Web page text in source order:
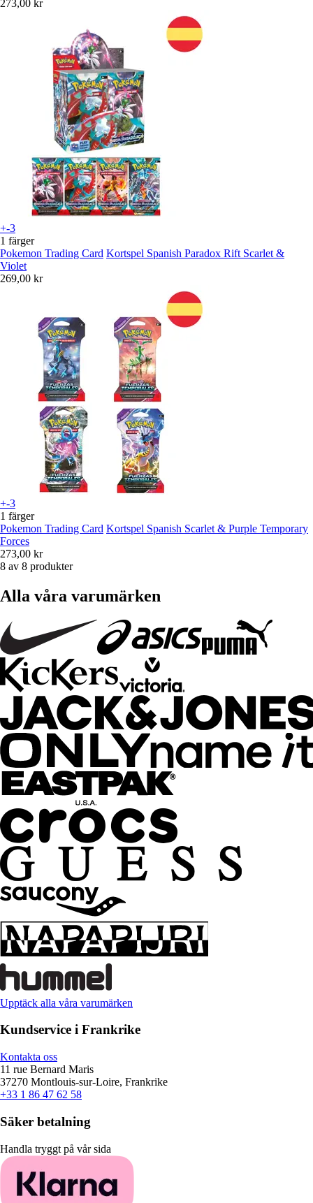
273,00 kr
+-3
1 färger
Pokemon Trading Card Kortspel Spanish Paradox Rift Scarlet &
Violet
269,00 kr
+-3
1 färger
Pokemon Trading Card Kortspel Spanish Scarlet & Purple Temporary
Forces
273,00 kr
8 av 8 produkter
Alla våra varumärken
Upptäck alla våra varumärken
Kundservice i Frankrike
Kontakta oss
11 rue Bernard Maris
37270 Montlouis-sur-Loire, Frankrike
+33 1 86 47 62 58
Säker betalning
Handla tryggt på vår sida